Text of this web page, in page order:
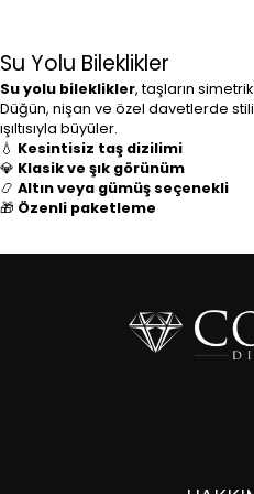
Su Yolu Bileklikler
Su yolu bileklikler, taşların
Düğün, nişan ve özel davetlerde
ışıltısıyla büyüler.
💧 Kesintisiz taş dizilimi
💎 Klasik ve şık görünüm
📿 Altın veya gümüş seçenekli
🎁 Özenli paketleme